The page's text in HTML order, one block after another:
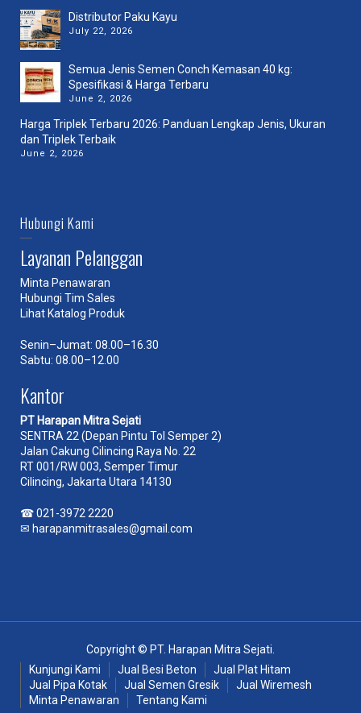
Distributor Paku Kayu
July 22, 2026
Semua Jenis Semen Conch Kemasan 40 kg:
Spesifikasi & Harga Terbaru
June 2, 2026
Harga Triplek Terbaru 2026: Panduan Lengkap Jenis, Ukuran
dan Triplek Terbaik
June 2, 2026
Hubungi Kami
Layanan Pelanggan
Minta Penawaran
Hubungi Tim Sales
Lihat Katalog Produk
Senin–Jumat: 08.00–16.30
Sabtu: 08.00–12.00
Kantor
PT Harapan Mitra Sejati
SENTRA 22 (Depan Pintu Tol Semper 2)
Jalan Cakung Cilincing Raya No. 22
RT 001/RW 003, Semper Timur
Cilincing, Jakarta Utara 14130
☎021-3972 2220
✉ harapanmitrasales@gmail.com
Copyright © PT. Harapan Mitra Sejati.
Kunjungi Kami
Jual Besi Beton
Jual Plat Hitam
Jual Pipa Kotak
Jual Semen Gresik
Jual Wiremesh
Minta Penawaran
Tentang Kami